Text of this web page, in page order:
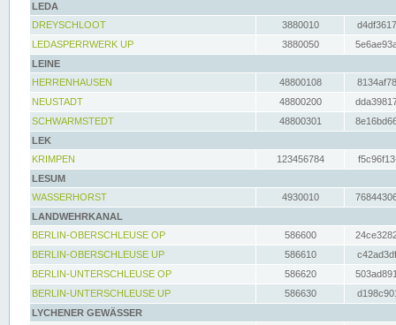
LEDA
DREYSCHLOOT
3880010
LEDASPERRWERK UP
3880050
LEINE
HERRENHAUSEN
48800108
NEUSTADT
48800200
SCHWARMSTEDT
48800301
LEK
KRIMPEN
123456784
LESUM
WASSERHORST
4930010
LANDWEHRKANAL
BERLIN-OBERSCHLEUSE OP
586600
BERLIN-OBERSCHLEUSE UP
586610
BERLIN-UNTERSCHLEUSE OP
586620
BERLIN-UNTERSCHLEUSE UP
586630
LYCHENER GEWÄSSER